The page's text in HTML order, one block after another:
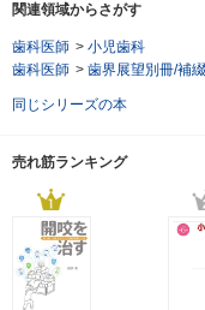
関連領域からさがす
歯科医師 > 小児歯科
歯科医師 > 歯界展望別冊/補
同じシリーズの本
売れ筋ランキング